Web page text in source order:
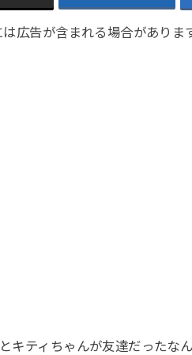
は広告が含まれる場合がありま
キティちゃんが友達だったな